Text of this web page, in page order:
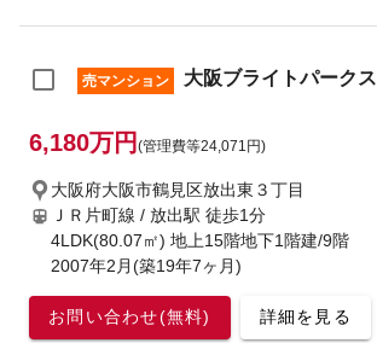
売マンション 大阪ブライトパーク
6,180万円 (管理費等24,071円)
大阪府大阪市鶴見区放出東３丁目
ＪＲ片町線 / 放出駅 徒歩1分
4LDK(80.07㎡) 地上15階地下1階建/9階
2007年2月(築19年7ヶ月)
お問い合わせ(無料) 詳細を見る